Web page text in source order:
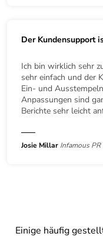
Der Kundensupport
Ich bin wirklich sehr
sehr einfach und der
Ein- und
Anpassungen sind
Berichte sehr leicht
Josie Millar Infamous PR
Einige häufig